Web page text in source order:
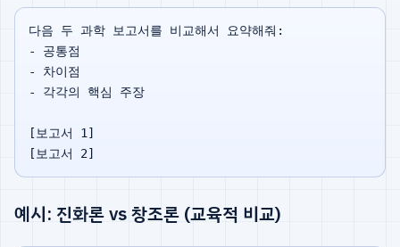
다음 두 과학 보고서를 비교해서 요약해줘:
- 공통점
- 차이점
- 각각의 핵심 주장
[보고서 1]
예시: 진화론 vs 창조론 (교육적 비교)